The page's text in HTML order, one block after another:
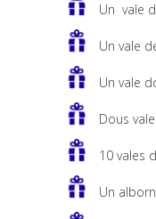
Un vale
Un vale
Un vale
Dous
10 vales
Un